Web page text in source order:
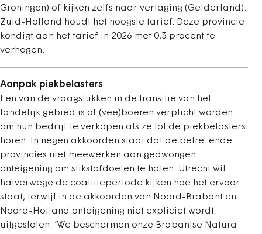
Groningen) of kijken zelfs naar verlaging (Gelderland).
Zuid-Holland houdt het hoogste tarief. Deze provincie
kondigt aan het tarief in 2026 met 0,3 procent te
verhogen.
Aanpak piekbelasters
Een van de vraagstukken in de transitie van het
landelijk gebied is of (vee)boeren verplicht worden
om hun bedrijf te verkopen als ze tot de piekbelasters
horen. In negen akkoorden staat dat de betre. ende
provincies niet meewerken aan gedwongen
onteigening om stikstofdoelen te halen. Utrecht wil
halverwege de coalitieperiode kijken hoe het ervoor
staat, terwijl in de akkoorden van Noord-Brabant en
Noord-Holland onteigening niet expliciet wordt
uitgesloten. ‘We beschermen onze Brabantse Natura